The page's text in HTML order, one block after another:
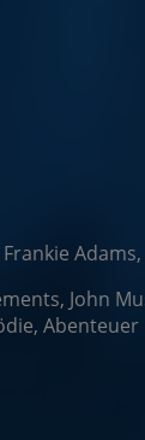
John
Abenteuer